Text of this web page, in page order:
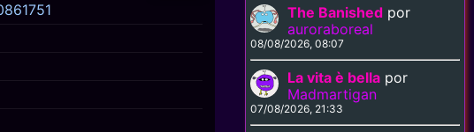
The Banished por
auroraboreal
08/08/2026, 08:07
La vita è bella por
Madmartigan
07/08/2026, 21:33